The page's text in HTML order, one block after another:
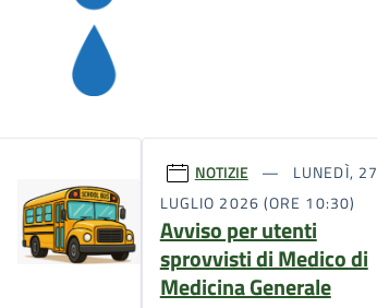
NOTIZIE
LUNEDÌ, 27
LUGLIO 2026 (ORE 10:30)
Avviso per utenti
sprovvisti di Medico di
Medicina Generale